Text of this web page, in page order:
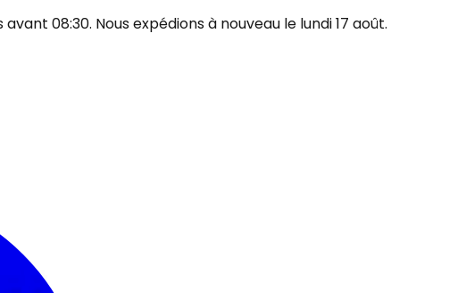
08:30. Nous expédions à nouveau le lundi 17 août.